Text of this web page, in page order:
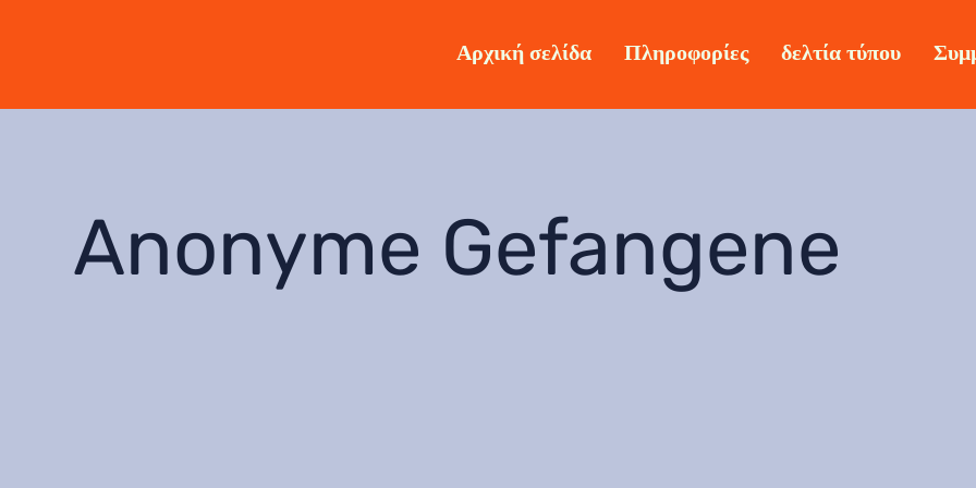
Αρχική σελίδα Πληροφορίες δελτία τύπου
Anonyme Gefangene